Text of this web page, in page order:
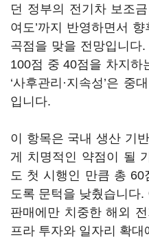
던 정부의 전기차 보조
여도’까지 반영하면서
곡점을 맞을 전망입니다
100점 중 40점을 차지하
‘사후관리·지속성’은
입니다.
이 항목은 국내 생산 기
게 치명적인 약점이 될
도 첫 시행인 만큼 총 60
도록 문턱을 낮췄습니다
판매에만 치중한 해외
프라 투자와 일자리 확대